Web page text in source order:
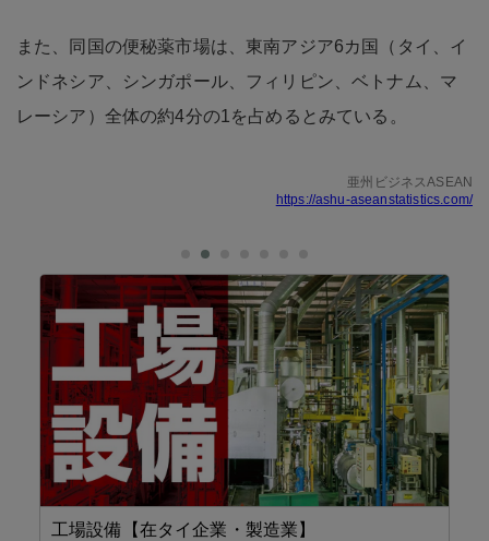
また、同国の便秘薬市場は、東南アジア6カ国（タイ、イ
ンドネシア、シンガポール、フィリピン、ベトナム、マ
レーシア）全体の約4分の1を占めるとみている。
亜州ビジネスASEAN
https://ashu-aseanstatistics.com/
工場設備【在タイ企業・製造業】